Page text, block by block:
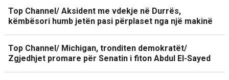
Top Channel/ Aksident me vdekje në Durrës,
këmbësori humb jetën pasi përplaset nga një makinë
Top Channel/ Michigan, tronditen demokratët/
Zgjedhjet promare për Senatin i fiton Abdul El-Sayed